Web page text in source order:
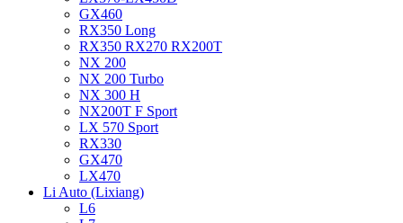
GX460
RX350 Long
RX350 RX270 RX200T
NX 200
NX 200 Turbo
NX 300 H
NX200T F Sport
LX 570 Sport
RX330
GX470
LX470
Li Auto (Lixiang)
L6